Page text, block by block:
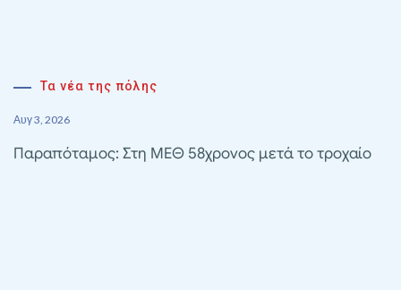
Τα νέα της πόλης
Αυγ 3, 2026
Παραπόταμος: Στη ΜΕΘ 58χρονος μετά το τροχαίο